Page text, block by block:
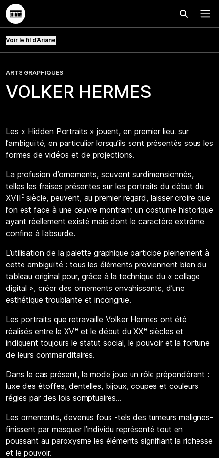
Voir le fil d’Ariane
ARTS GRAPHIQUES
VOLKER HERMES
Les « Hidden Portraits » jouent, en premier lieu, sur
l’ambiguïté, en particulier lorsqu’ils sont présentés sous les
formes de vidéos et de projections.
La profusion d’ornements, souvent surdimensionnés,
telles les fraises présentes sur les portraits du début du
XVII e siècle, peuvent, au premier regard, laisser croire que
l’on est face à une œuvre montrant un costume historique
ayant réellement existé mais dont le caractère extrême
confine à l’absurde.
L’utilisation de la palette graphique participe pleinement à
cette ambiguïté : tous les éléments proviennent bien du
tableau original pour, grâce à la technique du « collage
digital », créer des ornements envahissants, d’une
esthétique troublante et incongrue.
Les portraits que retravaille Volker Hermes ont été
réalisés entre le XVe et le début du XXe siècles et
indiquent toujours le statut social, le pouvoir et la fortune
de leurs commanditaires.
Dans le cas présent, la mode joue un rôle prépondérant :
luxe des étoffes, dentelles, bijoux, coupes et couleurs
régies par des lois somptuaires…
Les ornements, devenus fous -tels des tumeurs malignes-
finissent par masquer l’individu représenté tout en
poussant au paroxysme les éléments signifiant la richesse
et le pouvoir.